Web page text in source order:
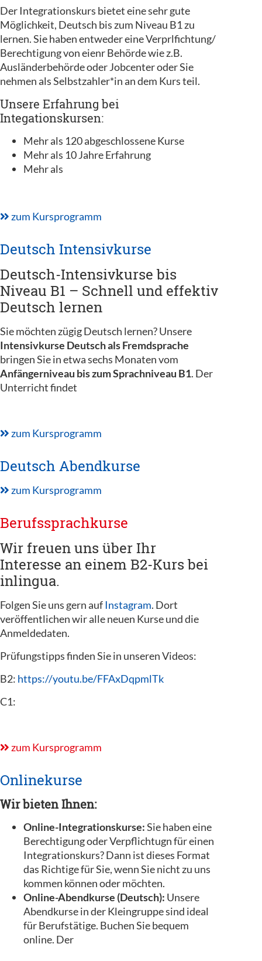
Der Integrationskurs bietet eine sehr gute
Möglichkeit, Deutsch bis zum Niveau B1 zu
lernen. Sie haben entweder eine Verprlfichtung/
Berechtigung von eienr Behörde wie z.B.
Ausländerbehörde oder Jobcenter oder Sie
nehmen als Selbstzahler*in an dem Kurs teil.
Unsere Erfahrung bei
Integationskursen:
Mehr als 120 abgeschlossene Kurse
Mehr als 10 Jahre Erfahrung
Mehr als
zum Kursprogramm
Deutsch Intensivkurse
Deutsch-Intensivkurse bis
Niveau B1 – Schnell und effektiv
Deutsch lernen
Sie möchten zügig Deutsch lernen? Unsere
Intensivkurse Deutsch als Fremdsprache
bringen Sie in etwa sechs Monaten vom
Anfängerniveau bis zum Sprachniveau B1. Der
Unterricht findet
zum Kursprogramm
Deutsch Abendkurse
zum Kursprogramm
Berufssprachkurse
Wir freuen uns über Ihr
Interesse an einem B2-Kurs bei
inlingua.
Folgen Sie uns gern aufInstagram. Dort
veröffentlichen wir alle neuen Kurse und die
Anmeldedaten.
Prüfungstipps finden Sie in unseren Videos:
B2: https://youtu.be/FFAxDqpmlTk
C1:
zum Kursprogramm
Onlinekurse
Wir bieten Ihnen:
Online-Integrationskurse:Sie haben eine
Berechtigung oder Verpflichtugn für einen
Integrationskurs? Dann ist dieses Format
das Richtige für Sie, wenn Sie nicht zu uns
kommen können oder möchten.
Online-Abendkurse (Deutsch): Unsere
Abendkurse in der Kleingruppe sind ideal
für Berufstätige. Buchen Sie bequem
online. Der